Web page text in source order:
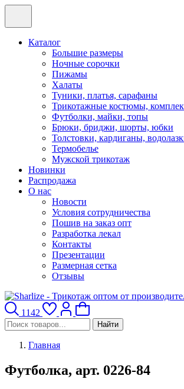
Каталог
Большие размеры
Ночные сорочки
Пижамы
Халаты
Туники, платья, сарафаны
Трикотажные костюмы,
Футболки, майки, топы
Брюки, бриджи, шорты, юбки
Толстовки, кардиганы,
Термобелье
Мужской трикотаж
Новинки
Распродажа
О нас
Новости
Условия сотрудничества
Пошив на заказ опт
Разработка лекал
Контакты
Презентации
Размерная сетка
Отзывы
1142
Найти
Главная
Футболка, арт. 0226-84